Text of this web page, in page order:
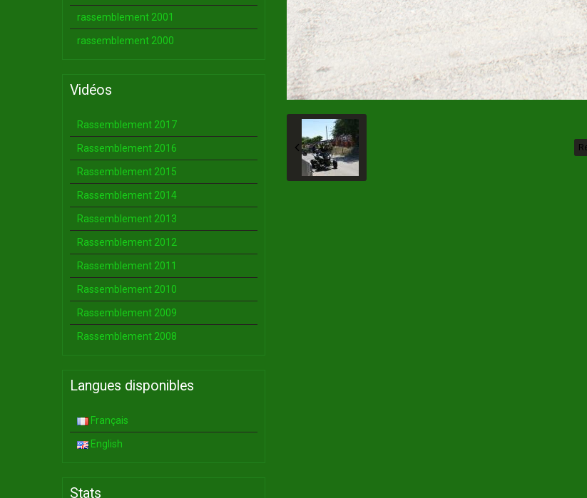
rassemblement 2001
rassemblement 2000
Vidéos
Rassemblement 2017
Rassemblement 2016
Rassemblement 2015
Rassemblement 2014
Rassemblement 2013
Rassemblement 2012
Rassemblement 2011
Rassemblement 2010
Rassemblement 2009
Rassemblement 2008
Langues disponibles
Français
English
Stats